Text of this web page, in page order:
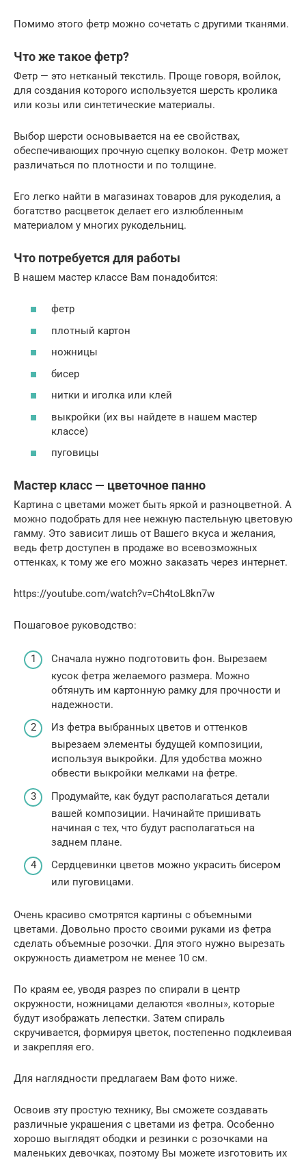
Помимо этого фетр можно сочетать с другими тканями.
Что же такое фетр?
Фетр — это нетканый текстиль. Проще говоря, войлок,
для создания которого используется шерсть кролика
или козы или синтетические материалы.
Выбор шерсти основывается на ее свойствах,
обеспечивающих прочную сцепку волокон. Фетр может
различаться по плотности и по толщине.
Его легко найти в магазинах товаров для рукоделия, а
богатство расцветок делает его излюбленным
материалом у многих рукодельниц.
Что потребуется для работы
В нашем мастер классе Вам понадобится:
фетр
плотный картон
ножницы
бисер
нитки и иголка или клей
выкройки (их вы найдете в нашем мастер
классе)
пуговицы
Мастер класс — цветочное панно
Картина с цветами может быть яркой и разноцветной. А
можно подобрать для нее нежную пастельную цветовую
гамму. Это зависит лишь от Вашего вкуса и желания,
ведь фетр доступен в продаже во всевозможных
оттенках, к тому же его можно заказать через интернет.
https://youtube.com/watch?v=Ch4toL8kn7w
Пошаговое руководство:
Сначала нужно подготовить фон. Вырезаем
кусок фетра желаемого размера. Можно
обтянуть им картонную рамку для прочности и
надежности.
Из фетра выбранных цветов и оттенков
вырезаем элементы будущей композиции,
используя выкройки. Для удобства можно
обвести выкройки мелками на фетре.
Продумайте, как будут располагаться детали
вашей композиции. Начинайте пришивать
начиная с тех, что будут располагаться на
заднем плане.
Сердцевинки цветов можно украсить бисером
или пуговицами.
Очень красиво смотрятся картины с объемными
цветами. Довольно просто своими руками из фетра
сделать объемные розочки. Для этого нужно вырезать
окружность диаметром не менее 10 см.
По краям ее, уводя разрез по спирали в центр
окружности, ножницами делаются «волны», которые
будут изображать лепестки. Затем спираль
скручивается, формируя цветок, постепенно подклеивая
и закрепляя его.
Для наглядности предлагаем Вам фото ниже.
Освоив эту простую технику, Вы сможете создавать
различные украшения с цветами из фетра. Особенно
хорошо выглядят ободки и резинки с розочками на
маленьких девочках, поэтому Вы можете изготовить их